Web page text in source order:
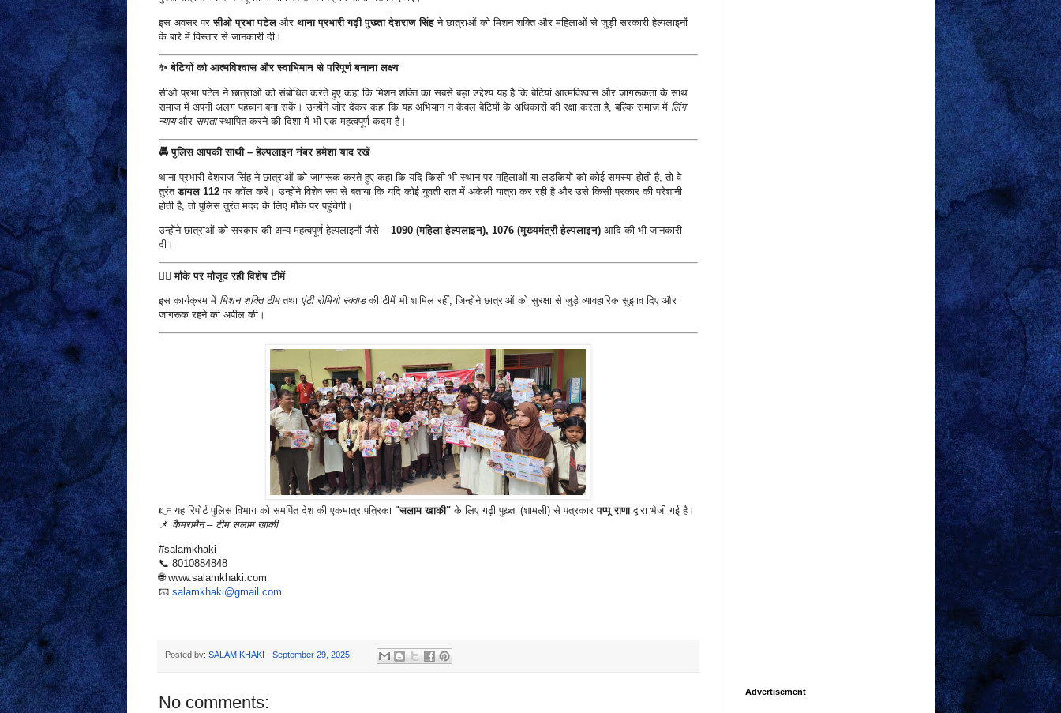
इस अवसर परसीओ प्रभा पटेलऔर थाना प्रभारी गढ़ी पुख्ता देशराज सिंहने छात्राओं को मिशन शक्ति और महिलाओं से जुड़ी सरकारी हेल्पलाइनों
के बारे में विस्तार से जानकारी दी।
✨बेटियों को आत्मविश्वास और स्वाभिमान से परिपूर्ण बनाना लक्ष्य
सीओ प्रभा पटेल ने छात्राओं को संबोधित करते हुए कहा कि मिशन शक्ति का सबसे बड़ा उद्देश्य यह है कि बेटियां आत्मविश्वास और जागरूकता के साथ
समाज में अपनी अलग पहचान बना सकें। उन्होंने जोर देकर कहा कि यह अभियान न केवल बेटियों के अधिकारों की रक्षा करता है, बल्कि समाज में लिंग
न्यायऔर समतास्थापित करने की दिशा में भी एक महत्वपूर्ण कदम है।
🚔पुलिस आपकी साथी – हेल्पलाइन नंबर हमेशा याद रखें
थाना प्रभारी देशराज सिंह ने छात्राओं को जागरूक करते हुए कहा कि यदि किसी भी स्थान पर महिलाओं या लड़कियों को कोई समस्या होती है, तो वे
तुरंतडायल 112पर कॉल करें। उन्होंने विशेष रूप से बताया कि यदि कोई युवती रात में अकेली यात्रा कर रही है और उसे किसी प्रकार की परेशानी
होती है, तो पुलिस तुरंत मदद के लिए मौके पर पहुंचेगी।
उन्होंने छात्राओं को सरकार की अन्य महत्वपूर्ण हेल्पलाइनों जैसे – 1090 (महिला हेल्पलाइन), 1076 (मुख्यमंत्री हेल्पलाइन)आदि की भी जानकारी
दी।
👮‍♀️मौके पर मौजूद रही विशेष टीमें
इस कार्यक्रम में मिशन शक्ति टीमतथा एंटी रोमियो स्क्वाडकी टीमें भी शामिल रहीं, जिन्होंने छात्राओं को सुरक्षा से जुड़े व्यावहारिक सुझाव दिए और
जागरूक रहने की अपील की।
👉 यह रिपोर्ट पुलिस विभाग को समर्पित देश की एकमात्र पत्रिका "सलाम खाकी"के लिए गढ़ी पुख़्ता (शामली) से पत्रकारपप्पू राणाद्वारा भेजी गई है।
📌 कैमरामैन – टीम सलाम खाकी
#salamkhaki
📞 8010884848
🌐 www.salamkhaki.com
📧 salamkhaki@gmail.com
Posted by: SALAM KHAKI - September 29, 2025
No comments:
Advertisement